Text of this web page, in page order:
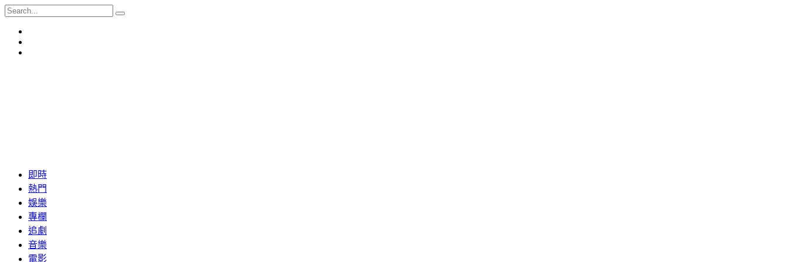
即時
熱門
娛樂
專欄
追劇
音樂
電影